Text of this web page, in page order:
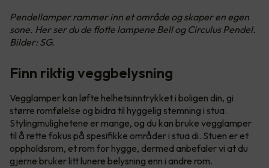
Pendellamper rammer inn et område og skaper en egen
sone. Her ser du de flotte lampene Bell og Circulus Pendel.
Bilder: SG.
Finn riktig veggbelysning
Vegglamper kan løfte helhetsinntrykket i boligen din, gi
større romfølelse og bidra til hyggelig stemning i stua.
Stylingmulighetene er mange, og du kan bruke vegglamper
til å rette fokus på spesifikke områder i stua di. Stuen er et
oppholdsrom, et rom for hygge, dermed anbefaler vi at du
gjerne bruker litt lunere belysning enn i andre rom.